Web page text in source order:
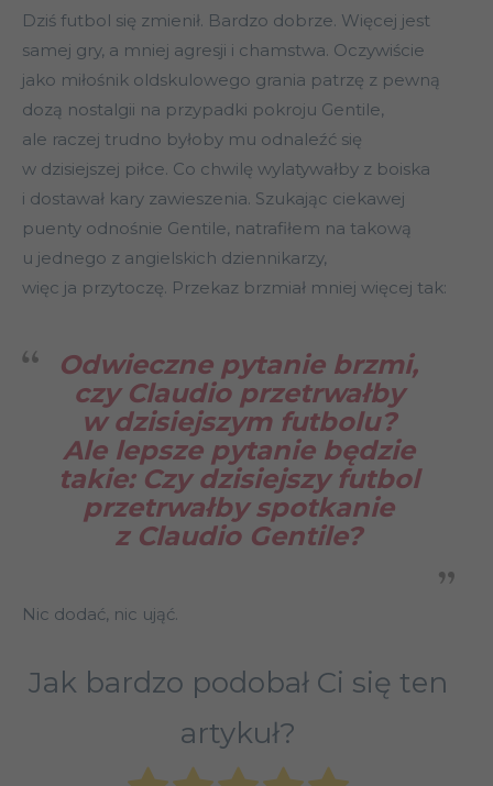
Dziś futbol się zmienił. Bardzo dobrze. Więcej jest
samej gry, a mniej agresji i chamstwa. Oczywiście
jako miłośnik oldskulowego grania patrzę z pewną
dozą nostalgii na przypadki pokroju Gentile,
ale raczej trudno byłoby mu odnaleźć się
w dzisiejszej piłce. Co chwilę wylatywałby z boiska
i dostawał kary zawieszenia. Szukając ciekawej
puenty odnośnie Gentile, natrafiłem na takową
u jednego z angielskich dziennikarzy,
więc ja przytoczę. Przekaz brzmiał mniej więcej tak:
Odwieczne pytanie brzmi,
czy Claudio przetrwałby
w dzisiejszym futbolu?
Ale lepsze pytanie będzie
takie: Czy dzisiejszy futbol
przetrwałby spotkanie
z Claudio Gentile?
Nic dodać, nic ująć.
Jak bardzo podobał Ci się ten
artykuł?